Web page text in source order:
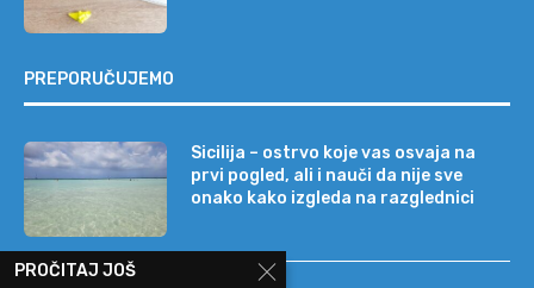
PREPORUČUJEMO
Sicilija – ostrvo koje vas osvaja na
prvi pogled, ali i nauči da nije sve
onako kako izgleda na razglednici
PROČITAJ JOŠ